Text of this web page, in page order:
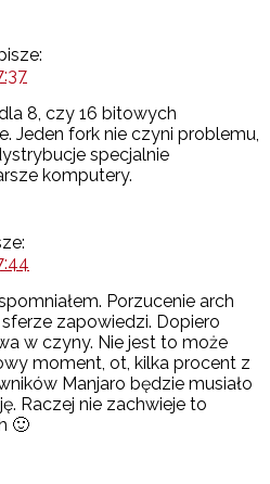
8, czy 16 bitowych
Jeden fork nie czyni problemu,
specjalnie
komputery.
Porzucenie arch
zapowiedzi. Dopiero
w czyny. Nie jest to może
moment, ot, kilka procent z
Manjaro będzie musiało
Raczej nie zachwieje to
🙂